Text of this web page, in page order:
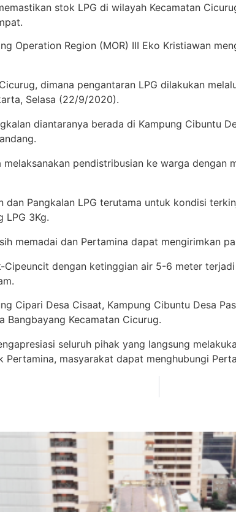
stok LPG di wilayah Kecamatan
Operation Region (MOR) III Eko Kristiawan
dimana pengantaran LPG dilakukan
Selasa (22/9/2020).
diantaranya berada di Kampung Cibuntu
pendistribusian ke warga
Pangkalan LPG terutama untuk kondisi
LPG 3Kg.
memadai dan Pertamina dapat mengirimkan
dengan ketinggian air 5-6 meter
Cipari Desa Cisaat, Kampung Cibuntu Desa
Bangbayang Kecamatan Cicurug.
seluruh pihak yang langsung
masyarakat dapat menghubungi